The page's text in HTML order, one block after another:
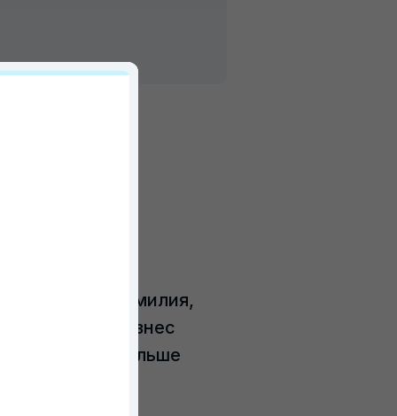
зачем
имя, фамилия,
временем бизнес
собирать больше